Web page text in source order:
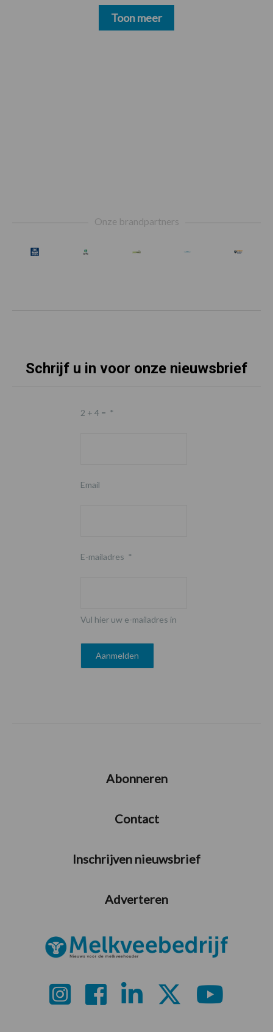
Toon meer
Onze brandpartners
Schrijf u in voor onze nieuwsbrief
2 + 4 = *
Email
E-mailadres *
Vul hier uw e-mailadres in
Abonneren
Contact
Inschrijven nieuwsbrief
Adverteren